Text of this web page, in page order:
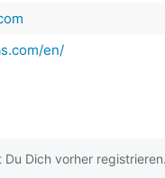
en/
Dich vorher registrieren.